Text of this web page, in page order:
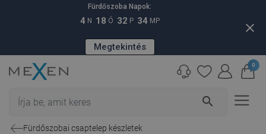
Fürdőszoba Napok:
4 N 18 Ó 32 P 33 MP
Megtekintés
close
search
0
Fürdőszobai csaptelep készletek